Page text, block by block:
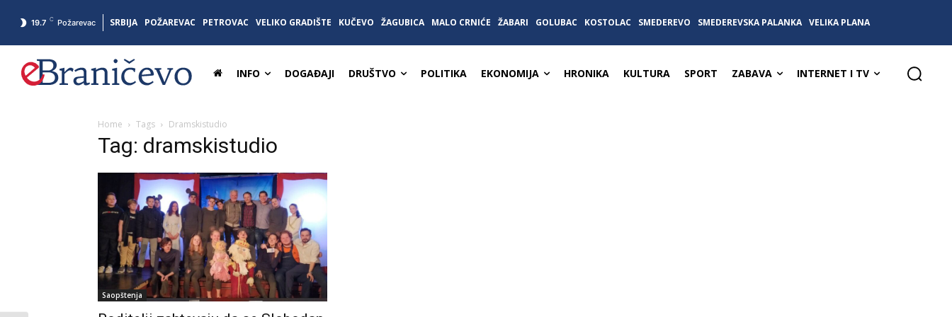
19.7 C Požarevac SRBIJA POŽAREVAC PETROVAC VELIKO GRADIŠTE KUČEVO ŽAGUBICA MALO CRNIĆE ŽABARI GOLUBAC KOSTOLAC SMEDEREVO SMEDEREVSKA PALANKA VELIKA PLANA
INFO DOGAĐAJI DRUŠTVO POLITIKA EKONOMIJA HRONIKA KULTURA SPORT ZABAVA INTERNET I TV
Home Tags Dramskistudio
Tag: dramskistudio
Saopštenja